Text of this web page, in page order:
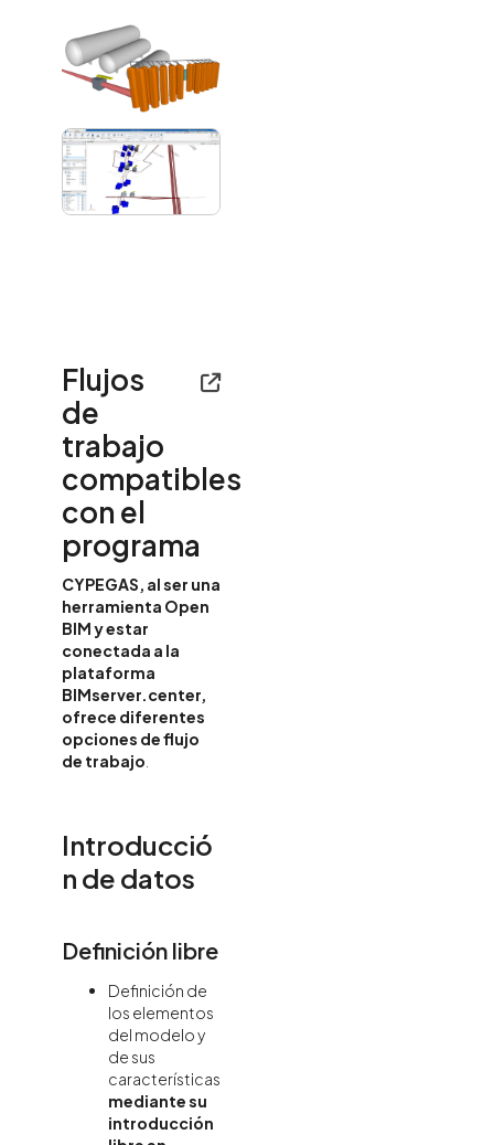
Flujos
de
trabajo
compatibles
con el
programa
CYPEGAS, al ser una
herramienta Open
BIM y estar
conectada a la
plataforma
BIMserver.center,
ofrece diferentes
opciones de flujo
de trabajo
Introducció
n de datos
Definición libre
Definición de
los elementos
del modelo y
de sus
características
mediante su
introducción